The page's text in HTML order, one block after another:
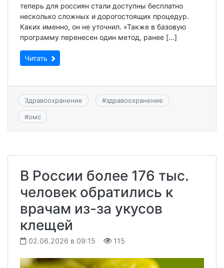
теперь для россиян стали доступны бесплатно
несколько сложных и дорогостоящих процедур.
Каких именно, он не уточнил. «Также в базовую
программу перенесен один метод, ранее […]
Читать
Здравоохранение #здравоохранение
#омс
В России более 176 тыс.
человек обратились к
врачам из-за укусов
клещей
02.06.2026 в 09:15 115